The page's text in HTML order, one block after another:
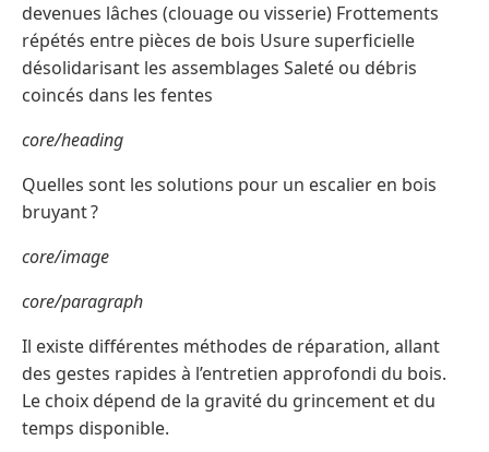
devenues lâches (clouage ou visserie) Frottements
répétés entre pièces de bois Usure superficielle
désolidarisant les assemblages Saleté ou débris
coincés dans les fentes
core/heading
Quelles sont les solutions pour un escalier en bois
bruyant ?
core/image
core/paragraph
Il existe différentes méthodes de réparation, allant
des gestes rapides à l’entretien approfondi du bois.
Le choix dépend de la gravité du grincement et du
temps disponible.